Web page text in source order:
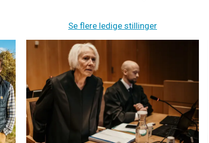
Se flere ledige stillinger